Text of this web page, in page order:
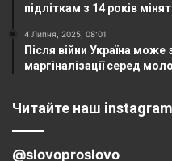
підліткам з 14 років
4 Липня, 2025, 08:01
Після війни Україна може
маргіналізації серед
Читайте наш instagram
@slovoproslovo